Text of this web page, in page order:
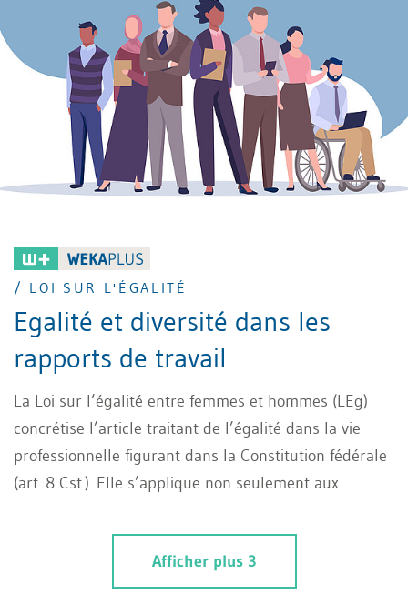
/ LOI SUR L'ÉGALITÉ
Egalité et diversité dans les
rapports de travail
La Loi sur l’égalité entre femmes et hommes (LEg)
concrétise l’article traitant de l’égalité dans la vie
professionnelle figurant dans la Constitution fédérale
(art. 8 Cst.). Elle s’applique non seulement aux
des obligations (CO), mais aussi à tous les rapports de
travail de droit public au sein de la Confédération, des
cantons et des communes. Les travailleurs du secteur
Afficher plus 3